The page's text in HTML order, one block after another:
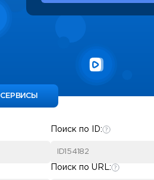
СЕРВИСЫ
Поиск по ID:
Поиск по URL: